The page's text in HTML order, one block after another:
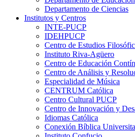
Departamento de Ciencias
Institutos y Centros
INTE-PUCP
IDEHPUCP
Centro de Estudios
Instituto Riva-Agüero
Centro de Educación
Centro de Análisis y
Especialidad de Música
CENTRUM Católica
Centro Cultural PUCP
Centro de Innovación y
Idiomas Católica
Conexión Bíblica